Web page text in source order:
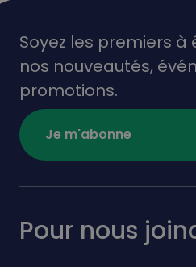
Soyez les premiers
nos nouveautés,
promotions.
Je m'abonne
Pour nous